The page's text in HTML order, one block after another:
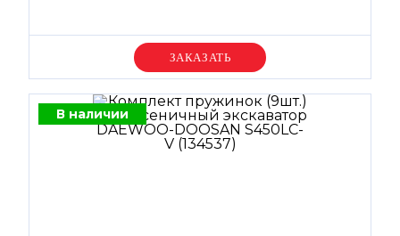
Уточняйте цену
В наличии